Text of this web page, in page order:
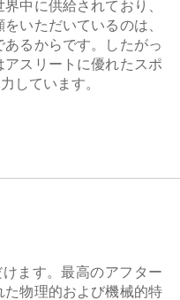
中に供給されており、
いただいているのは、
るからです。したがっ
スリートに優れたスポ
しています。
ます。最高のアフター
物理的および機械的特